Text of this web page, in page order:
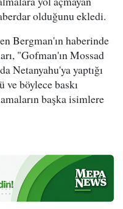
olduğunu ekledi.
Bergman'ın haberinde
"Gofman'ın Mossad
Netanyahu'ya yaptığı
böylece baskı
başka isimlere